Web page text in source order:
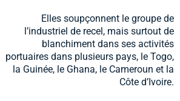
Elles soupçonnent le groupe de
l’industriel de recel, mais surtout de
blanchiment dans ses activités
portuaires dans plusieurs pays, le Togo,
la Guinée, le Ghana, le Cameroun et la
Côte d’Ivoire.